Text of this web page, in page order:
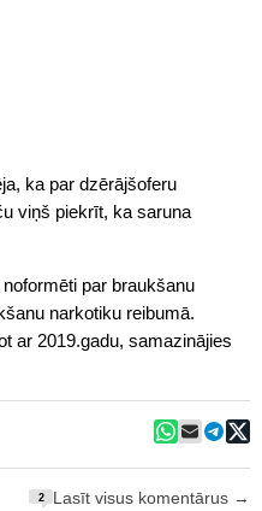
ka par dzērājšoferu
viņš piekrīt, ka saruna
par braukšanu
narkotiku reibumā.
ar 2019.gadu, samazinājies
2 Lasīt visus komentārus →